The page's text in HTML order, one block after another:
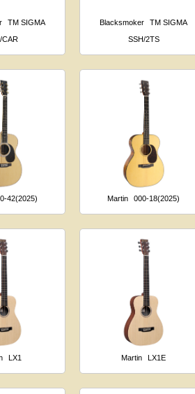
TM SIGMA
CAR
Blacksmoker
TM SIGMA
SSH/2TS
42(2025) Martin 000-18(2025)
LX1 Martin LX1E